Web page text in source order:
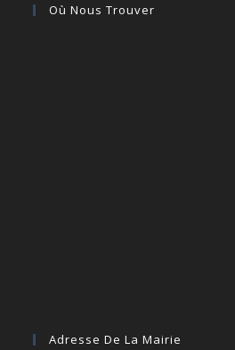
Où Nous Trouver
Adresse De La Mairie